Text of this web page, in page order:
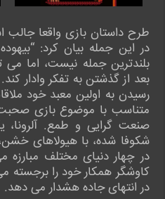
طرح داستان بازی واقعا
در این جمله بیان کرد:
بلندترین جمله نیست، اما می
بعد از گذشتن به تفکر وادار
رسیدن به اولین معبد خود
متناسب با موضوع بازی
صنعت گرایی و طمع. آلرونا،
شکوفا شده، با هیولاهای
در چهار دنیای مختلف مبارزه
کاوشگر همکار خود را برجسته
در انتهای جاده هشدار می دهد.